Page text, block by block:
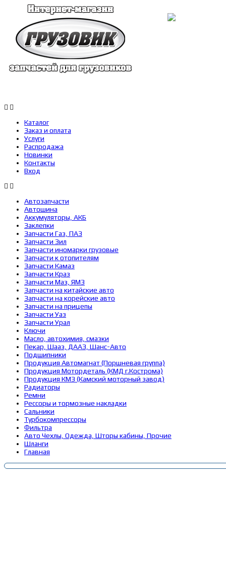
Каталог
Заказ и оплата
Услуги
Распродажа
Новинки
Контакты
Вход
Автозапчасти
Автошина
Аккумуляторы, АКБ
Заклепки
Запчасти Газ, ПАЗ
Запчасти Зил
Запчасти иномарки грузовые
Запчасти к отопителям
Запчасти Камаз
Запчасти Краз
Запчасти Маз, ЯМЗ
Запчасти на китайские авто
Запчасти на корейские авто
Запчасти на прицепы
Запчасти Уаз
Запчасти Урал
Ключи
Масло, автохимия, смазки
Пекар, Шааз, ДААЗ, Шанс-Авто
Подшипники
Продукция Автомагнат (Поршневая группа)
Продукция Мотордеталь (КМД г.Кострома)
Продукция КМЗ (Камский моторный завод)
Радиаторы
Ремни
Рессоры и тормозные накладки
Сальники
Турбокомпрессоры
Фильтра
Авто Чехлы, Одежда, Шторы кабины, Прочие
Шланги
Главная